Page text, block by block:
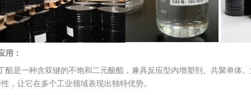
用：
酯是一种含双键的不饱和二元酸酯，兼具反应型内增塑剂、共聚单体
，让它在多个工业领域表现出独特优势。